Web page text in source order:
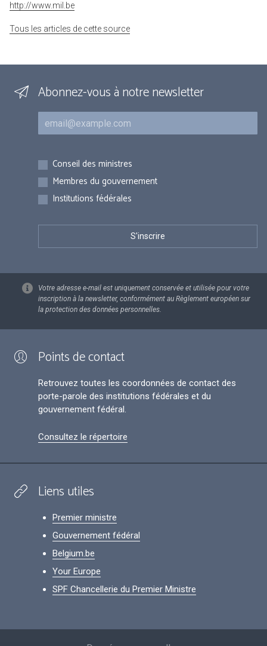
http://www.mil.be
Tous les articles de cette source
Abonnez-vous à notre newsletter
Courriel
Inscriptions
Conseil des ministres
Membres du gouvernement
Institutions fédérales
Votre adresse e-mail est uniquement conservée et utilisée pour votre
inscription à la newsletter, conformément au Règlement européen sur
la protection des données personnelles.
Points de contact
Retrouvez toutes les coordonnées de contact des
porte-parole des institutions fédérales et du
gouvernement fédéral.
Consultez le répertoire
Liens utiles
Premier ministre
Gouvernement fédéral
Belgium.be
Your Europe
SPF Chancellerie du Premier Ministre